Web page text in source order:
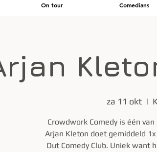
On tour Comedians
za 11 okt
  |
Crowdwork Comedy is één
Arjan Kleton doet gemiddeld
Out Comedy Club. Uniek want